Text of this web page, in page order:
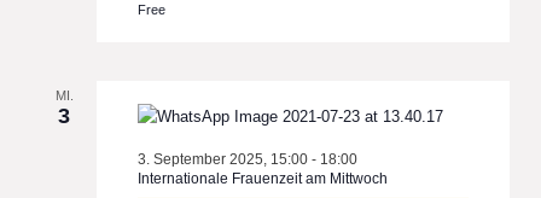
Free
MI.
3
3. September 2025, 15:00 - 18:00
Internationale Frauenzeit am Mittwoch